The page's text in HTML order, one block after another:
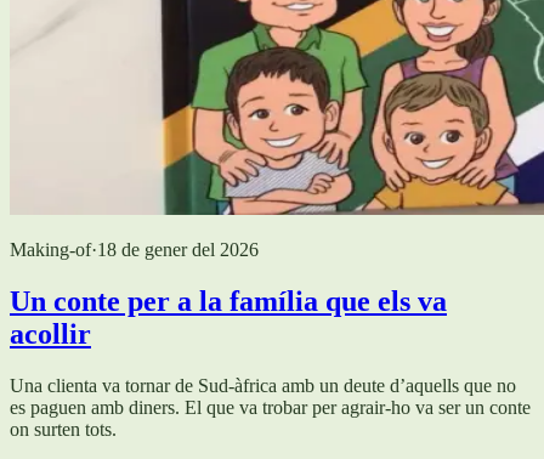
Making-of·18 de gener del 2026
Un conte per a la família que els va
acollir
Una clienta va tornar de Sud-àfrica amb un deute d’aquells que no
es paguen amb diners. El que va trobar per agrair-ho va ser un conte
on surten tots.